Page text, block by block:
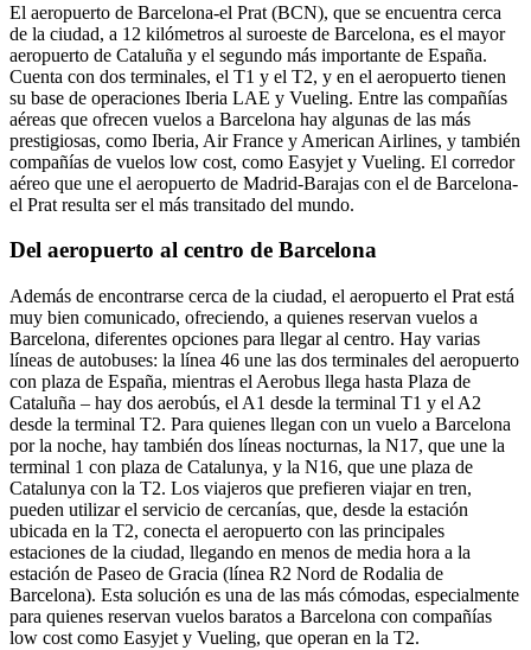
El aeropuerto de Barcelona-el Prat (BCN), que se encuentra cerca
de la ciudad, a 12 kilómetros al suroeste de Barcelona, es el mayor
aeropuerto de Cataluña y el segundo más importante de España.
Cuenta con dos terminales, el T1 y el T2, y en el aeropuerto tienen
su base de operaciones Iberia LAE y Vueling. Entre las compañías
aéreas que ofrecen vuelos a Barcelona hay algunas de las más
prestigiosas, como Iberia, Air France y American Airlines, y también
compañías de vuelos low cost, como Easyjet y Vueling. El corredor
aéreo que une el aeropuerto de Madrid-Barajas con el de Barcelona-
el Prat resulta ser el más transitado del mundo.
Del aeropuerto al centro de Barcelona
Además de encontrarse cerca de la ciudad, el aeropuerto el Prat está
muy bien comunicado, ofreciendo, a quienes reservan vuelos a
Barcelona, diferentes opciones para llegar al centro. Hay varias
líneas de autobuses: la línea 46 une las dos terminales del aeropuerto
con plaza de España, mientras el Aerobus llega hasta Plaza de
Cataluña – hay dos aerobús, el A1 desde la terminal T1 y el A2
desde la terminal T2. Para quienes llegan con un vuelo a Barcelona
por la noche, hay también dos líneas nocturnas, la N17, que une la
terminal 1 con plaza de Catalunya, y la N16, que une plaza de
Catalunya con la T2. Los viajeros que prefieren viajar en tren,
pueden utilizar el servicio de cercanías, que, desde la estación
ubicada en la T2, conecta el aeropuerto con las principales
estaciones de la ciudad, llegando en menos de media hora a la
estación de Paseo de Gracia (línea R2 Nord de Rodalia de
Barcelona). Esta solución es una de las más cómodas, especialmente
para quienes reservan vuelos baratos a Barcelona con compañías
low cost como Easyjet y Vueling, que operan en la T2.